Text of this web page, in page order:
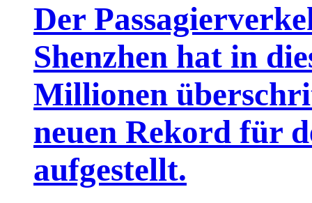
Der
Shenzhen hat in
Millionen
neuen Rekord für
aufgestellt.